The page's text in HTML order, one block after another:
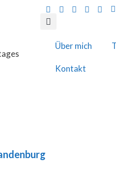
Über mich
Kontakt